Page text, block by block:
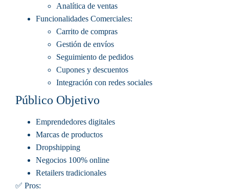
Analítica de ventas
Funcionalidades Comerciales:
Carrito de compras
Gestión de envíos
Seguimiento de pedidos
Cupones y descuentos
Integración con redes sociales
Público Objetivo
Emprendedores digitales
Marcas de productos
Dropshipping
Negocios 100% online
Retailers tradicionales
✅ Pros: